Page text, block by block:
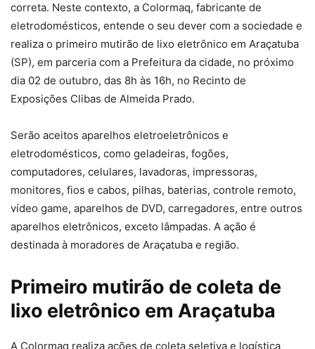
correta. Neste contexto, a Colormaq, fabricante de
eletrodomésticos, entende o seu dever com a sociedade e
realiza o primeiro mutirão de lixo eletrônico em Araçatuba
(SP), em parceria com a Prefeitura da cidade, no próximo
dia 02 de outubro, das 8h às 16h, no Recinto de
Exposições Clibas de Almeida Prado.
Serão aceitos aparelhos eletroeletrônicos e
eletrodomésticos, como geladeiras, fogões,
computadores, celulares, lavadoras, impressoras,
monitores, fios e cabos, pilhas, baterias, controle remoto,
vídeo game, aparelhos de DVD, carregadores, entre outros
aparelhos eletrônicos, exceto lâmpadas. A ação é
destinada à moradores de Araçatuba e região.
Primeiro mutirão de coleta de
lixo eletrônico em Araçatuba
A Colormaq realiza ações de coleta seletiva e logística